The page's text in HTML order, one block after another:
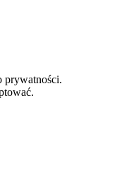
prywatności.